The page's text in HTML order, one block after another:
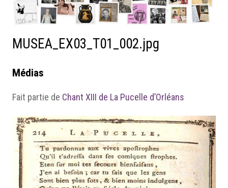
MUSEA_EX03_T01_002.jpg
Médias
Fait partie de Chant XIII de La Pucelle d’Orléans